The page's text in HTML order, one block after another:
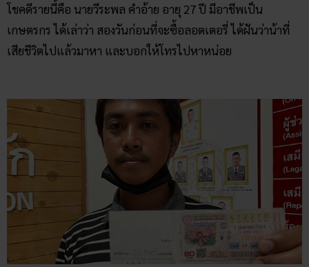
โชคดีรายนี้คือ นายวีระพล คำอ้าย อายุ 27 ปี มีอาชีพเป็น
เกษตรกร ได้เล่าว่า สองวันก่อนที่จะซื้อลอตเตอรี่ ได้ฝันว่าน้าที่
เสียชีวิตไปแล้วมาหา และบอกให้โทรไปหาหน่อย